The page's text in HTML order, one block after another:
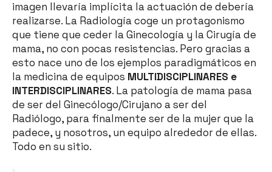
imagen llevaría implícita la actuación de debería
realizarse. La Radiología coge un protagonismo
que tiene que ceder la Ginecología y la Cirugía de
mama, no con pocas resistencias. Pero gracias a
esto nace uno de los ejemplos paradigmáticos en
la medicina de equipos MULTIDISCIPLINARES e
INTERDISCIPLINARES. La patología de mama pasa
de ser del Ginecólogo/Cirujano a ser del
Radiólogo, para finalmente ser de la mujer que la
padece, y nosotros, un equipo alrededor de ellas.
Todo en su sitio.